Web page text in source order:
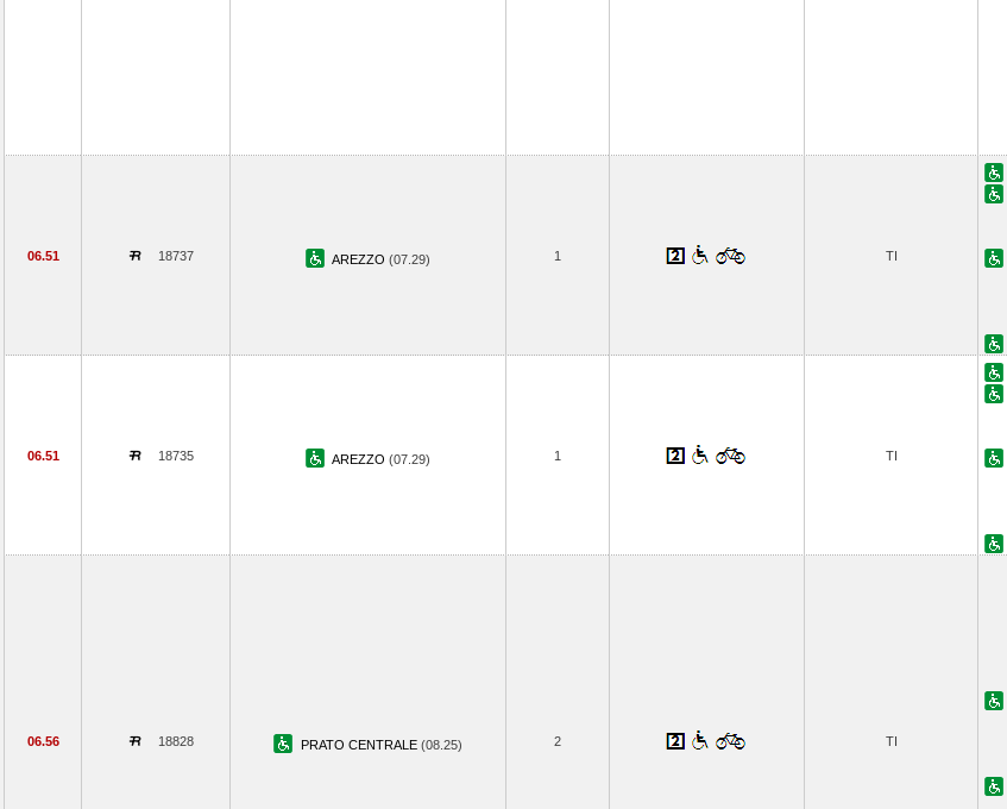
06.51 18737 AREZZO (07.29) 1 TI
06.51 18735 AREZZO (07.29) 1 TI
06.56 18828 PRATO CENTRALE (08.25) 2 TI